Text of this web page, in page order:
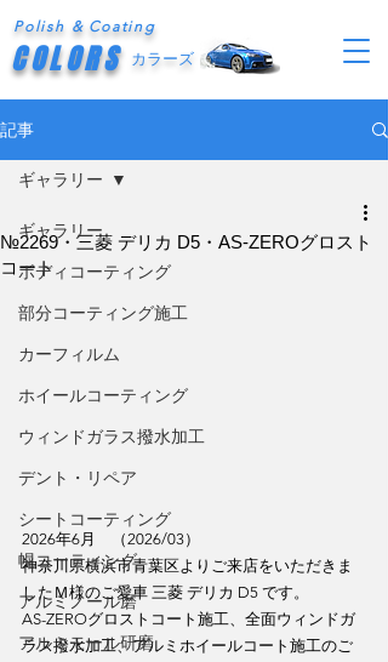
Polish & Coating
COLORS カラーズ
記事
ギャラリー
ボディコーティング
部分コーティング施工
カーフィルム
ホイールコーティング
ウィンドガラス撥水加工
デント・リペア
シートコーティング
幌コーティング
アルミノール磨
アルミモール研磨
ギャラリー
№2269・三菱 デリカ D5・AS-ZEROグロスト
コート
2026年6月　（2026/03）
神奈川県横浜市青葉区よりご来店をいただきま
したＭ様のご愛車 三菱 デリカ D5 です。
AS-ZEROグロストコート施工、全面ウィンドガ
ラス撥水加工、アルミホイールコート施工のご